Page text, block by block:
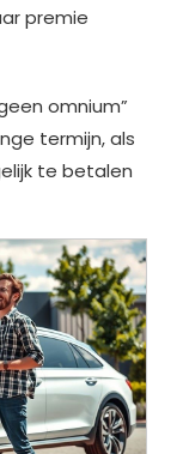
premie
omnium”
termijn, als
te betalen